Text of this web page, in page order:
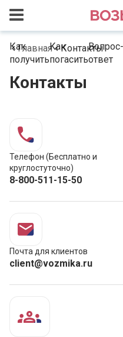
Как
получить
Как
погасить
Вопрос-
ответ
Главная Контакты
Контакты
Телефон (Бесплатно и
круглостуточно)
8-800-511-15-50
Почта для клиентов
client@vozmika.ru